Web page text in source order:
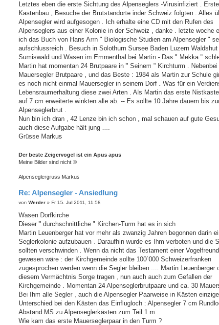
Letztes eben die erste Sichtung des Alpenseglers -Virusinfiziert .
Kastenbau , Besuche der Brutstandorte inder Schweiz folgten . Alles
Alpensegler wird aufgesogen . Ich erhalte eine CD mit den Rufen des
Alpenseglers aus einer Kolonie in der Schweiz , danke . letzte woche
ich das Buch von Hans Arrn " Biologische Studien am Alpensegler "
aufschlussreich . Besuch in Solothurn Sursee Baden Luzern Waldshut
Sumiswald und Wasen im Emmenthal bei Martin.- Das " Mekka "
Martin hat momentan 24 Brutpaare in " Seinem " Kirchturm . Nebenbei
Mauersegler Brutpaare , und das Beste : 1984 als Martin zur Schule
es noch nicht einmal Mauersegler in seinem Dorf . Was für ein
Lebensraumerhaltung diese zwei Arten . Als Martin das erste
auf 7 cm erweiterte winkten alle ab. -- Es sollte 10 Jahre dauern bis
Alpenseglerbrut .
Nun bin ich dran , 42 Lenze bin ich schon , mal schauen auf gute
auch diese Aufgabe hält jung ....
Grüsse Markus
Der beste Zeigervogel ist ein Apus apus
Meine Bilder sind nicht ©
Alpenseglergruss Markus
Re: Alpensegler - Ansiedlung
B
i
r
a
von Werder » Fr 15. Jul 2011, 11:58
Wasen Dorfkirche
Dieser " durchschnittliche " Kirchen-Turm hat es in sich
Martin Leuenberger hat vor mehr als zwanzig Jahren begonnen darin
Seglerkolonie aufzubauen . Daraufhin wurde es Ihm verboten und die
sollten verschwinden . Wenn da nicht das Testament einer
gewesen wäre : der Kirchgemeinde sollte 100`000 Schweizerfranken
zugesprochen werden wenn die Segler bleiben .... Martin Leuenberger
diesem Vermächtnis Sorge tragen , nun auch auch zum Gefallen der
Kirchgemeinde . Momentan 24 Alpenseglerbrutpaare und ca. 30
Bei Ihm alle Segler , auch die Alpensegler Paarweise in Kästen
Unterschied bei den Kästen das Einflugloch : Alpensegler 7 cm
Abstand MS zu Alpenseglerkästen zum Teil 1 m .
Wie kam das erste Mauerseglerpaar in den Turm ?